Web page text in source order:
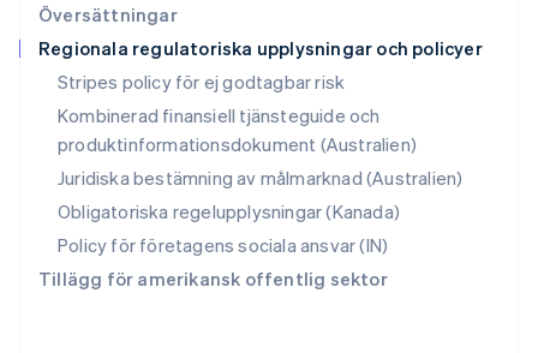
Översättningar
Regionala regulatoriska upplysningar och policyer
Stripes policy för ej godtagbar risk
Kombinerad finansiell tjänsteguide och
produktinformationsdokument (Australien)
Juridiska bestämning av målmarknad (Australien)
Obligatoriska regelupplysningar (Kanada)
Policy för företagens sociala ansvar (IN)
Tillägg för amerikansk offentlig sektor
Slovenien
EnglishItaliano
Spanien
EspañolEnglish
Storbritannien
English
Sverige
Svenska English
Thailand
ไทยEnglish
Tjeckien
English